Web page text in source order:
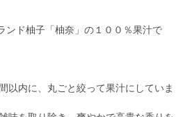
ンド柚子「柚奈」の１００％果汁で
以内に、丸ごと絞って果汁にしていま